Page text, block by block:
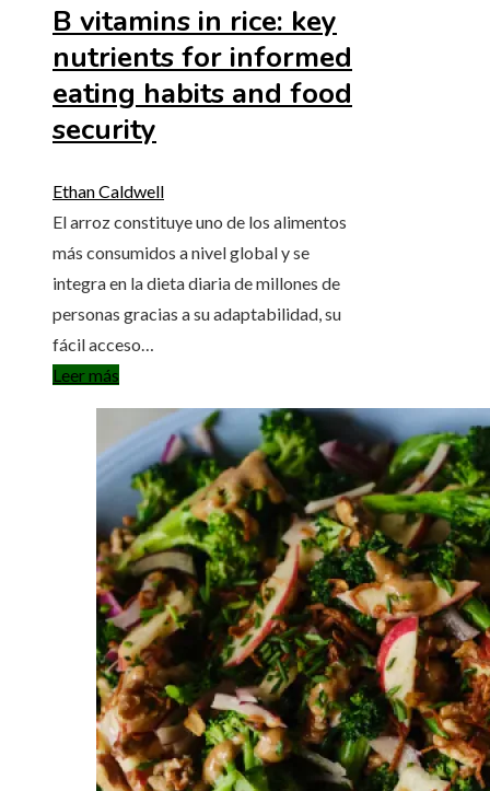
B vitamins in rice: key
nutrients for informed
eating habits and food
security
Ethan Caldwell
El arroz constituye uno de los alimentos
más consumidos a nivel global y se
integra en la dieta diaria de millones de
personas gracias a su adaptabilidad, su
fácil acceso…
Leer más